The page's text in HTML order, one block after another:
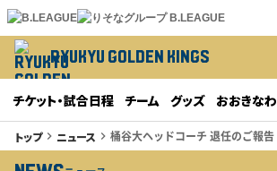
RYUKYU GOLDEN KINGS
チケット・試合日程 チーム グッズ おおきなわ
トップkeyboard_arrow_right ニュース keyboard_arrow_right 桶谷大ヘッドコーチ 退任のご報告